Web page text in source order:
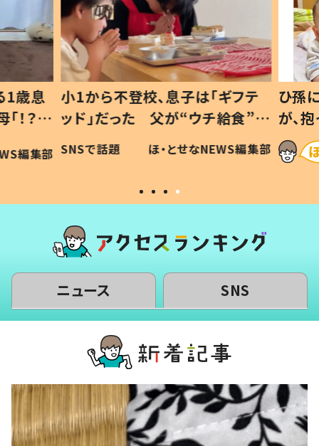
歳息
？」
編集部
小1から不登校、息子は「ギフテ
ッド」だった 父が“ウチ給食”を
作り続ける理由とは #令和の親
#令和の子
SNSで話題 ほ・とせなNEWS編集部
ひ孫
が、
「涙
い」
ニュース SNS